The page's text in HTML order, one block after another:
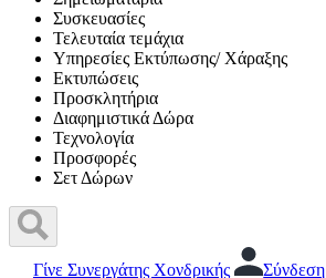
Συσκευασίες
Τελευταία τεμάχια
Υπηρεσίες Εκτύπωσης/ Χάραξης
Εκτυπώσεις
Προσκλητήρια
Διαφημιστικά Δώρα
Τεχνολογία
Προσφορές
Σετ Δώρων
Γίνε Συνεργάτης Χονδρικής Σύνδεση